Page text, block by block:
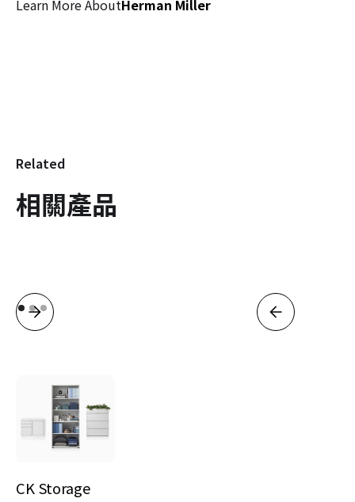
Learn More AboutHerman Miller
Related
相關產品
CK Storage